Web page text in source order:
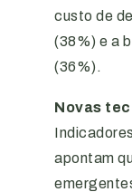
custo de
(38%) e a
(36%).
Novas
apontam